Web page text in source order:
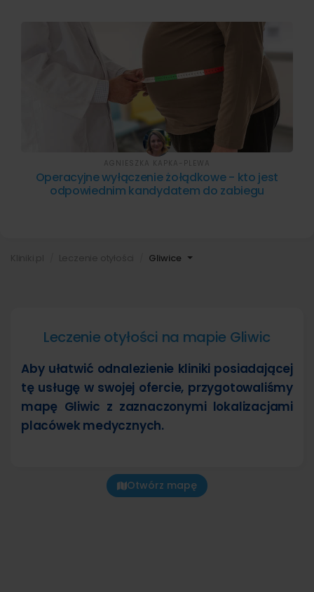
Gliwice
Operacyjne wyłączenie żołądkowe - kto jest
odpowiednim kandydatem do zabiegu
AGNIESZKA KAPKA-PLEWA
Leczenie otyłości na mapie Gliwic
Aby ułatwić odnalezienie kliniki posiadającej
tę usługę w swojej ofercie, przygotowaliśmy
mapę Gliwic z zaznaczonymi lokalizacjami
placówek medycznych.
Otwórz mapę